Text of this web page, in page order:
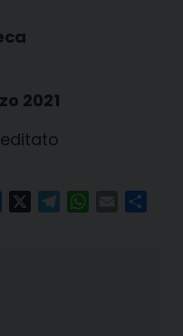
2021
FacebookTelegramWhatsApp
Email